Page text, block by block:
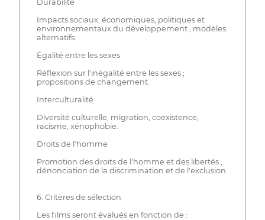
Durabilité
Impacts sociaux, économiques, politiques et
environnementaux du développement ; modèles
alternatifs.
Égalité entre les sexes
Réflexion sur l'inégalité entre les sexes ;
propositions de changement.
Interculturalité
Diversité culturelle, migration, coexistence,
racisme, xénophobie.
Droits de l'homme
Promotion des droits de l'homme et des libertés ;
dénonciation de la discrimination et de l'exclusion.
6. Critères de sélection
Les films seront évalués en fonction de :